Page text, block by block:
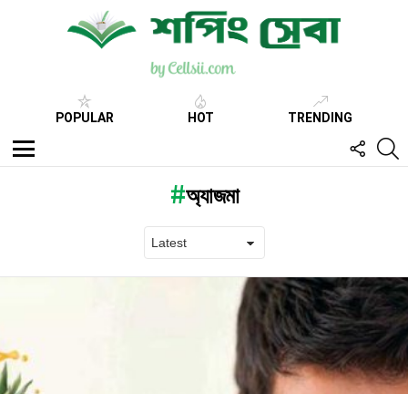
POPULAR HOT TRENDING
Menu
US
অ্যাজমা
Latest
stories